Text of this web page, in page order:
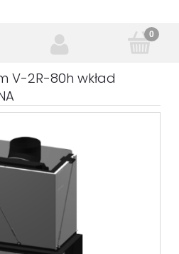
V-2R-80h wkład